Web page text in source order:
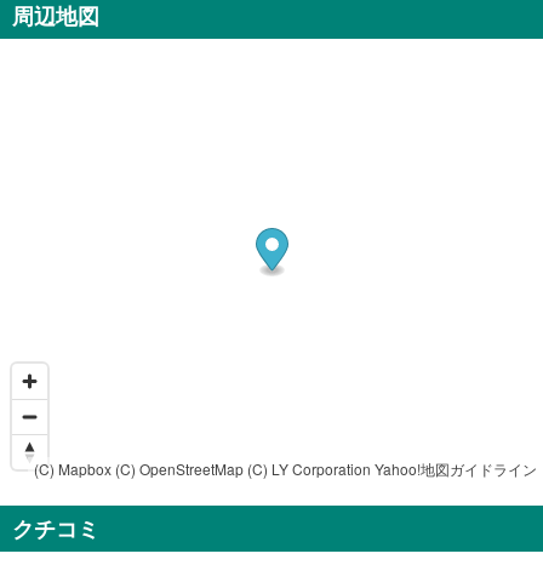
周辺地図
(C) Mapbox (C) OpenStreetMap (C) LY Corporation Yahoo!地図ガイドライン
クチコミ